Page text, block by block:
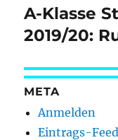
Nächster
Beitrag:
A-Klasse
2019/20:
META
Anmelden
Eintrags-Feed